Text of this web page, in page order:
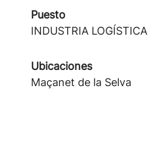
Puesto
INDUSTRIA LOGÍSTICA
Ubicaciones
Maçanet de la Selva